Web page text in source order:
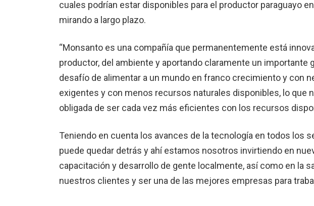
cuales podrían estar dis­ponibles para el productor paraguayo
mirando a largo plazo.
“Monsanto es una compa­ñía que permanentemente está
productor, del am­biente y aportando clara­mente un importante
desafío de alimentar a un mundo en franco crecimiento y con
exigentes y con menos re­cursos naturales disponi­bles, lo que
obligada de ser cada vez más eficientes con los recursos
Teniendo en cuenta los avances de la tecnología en todos los
puede quedar detrás y ahí esta­mos nosotros invirtiendo en
capacitación y desarrollo de gente localmente, así como en la
nuestros clientes y ser una de las mejores empresas para